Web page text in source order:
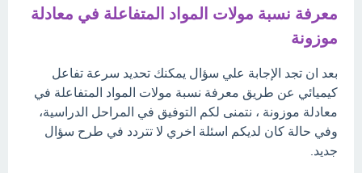
معرفة نسبة مولات المواد المتفاعلة في معادلة
موزونة
بعد ان تجد الإجابة علي سؤال يمكنك تحديد سرعة تفاعل
كيميائي عن طريق معرفة نسبة مولات المواد المتفاعلة في
معادلة موزونة ، نتمنى لكم التوفيق في المراحل الدراسية،
وفي حالة كان لديكم اسئلة اخري لا تتردد في طرح سؤال
جديد.